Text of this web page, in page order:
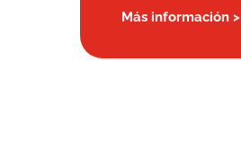
Más información >